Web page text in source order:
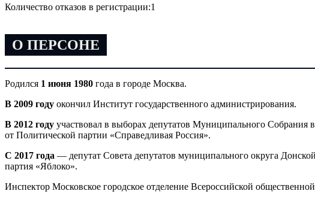
Количество отказов в регистрации:1
О ПЕРСОНЕ
Родился 1 июня 1980 года в городе Москва.
В 2009 году окончил Институт государственного администрирования.
В 2012 году участвовал в выборах депутатов Муниципального Собрания
от Политической партии «Справедливая Россия».
С 2017 года — депутат Совета депутатов муниципального округа
партия «Яблоко».
Инспектор Московское городское отделение Всероссийской